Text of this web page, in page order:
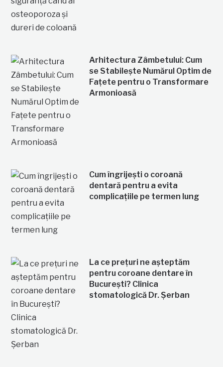
Arhitectura Zâmbetului: Cum
se Stabilește Numărul Optim de
Fațete pentru o Transformare
Armonioasă
Cum îngrijești o coroană
dentară pentru a evita
complicațiile pe termen lung
La ce prețuri ne așteptăm
pentru coroane dentare în
București? Clinica
stomatologică Dr. Șerban